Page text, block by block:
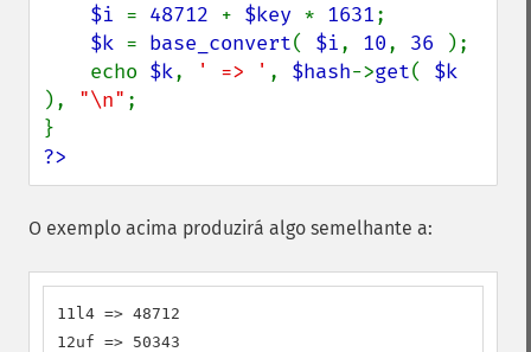
$i = 48712 + $key * 1631;
$k = base_convert( $i, 10, 36
);
    echo
$k, ' => ' , $hash->get(
), "\n" ;
?>
O exemplo acima produzirá algo semelhante a:
11l4 => 48712
12uf => 50343